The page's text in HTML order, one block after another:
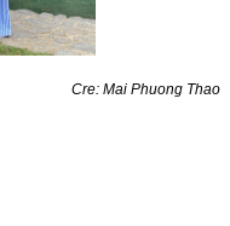
Cre: Mai Phuong Thao